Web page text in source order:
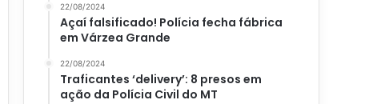
22/08/2024
Açaí falsificado! Polícia fecha fábrica
em Várzea Grande
22/08/2024
Traficantes ‘delivery’: 8 presos em
ação da Polícia Civil do MT